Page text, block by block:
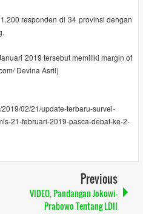
responden di 34 provinsi dengan
2019 tersebut memiliki margin of
Devina Asril)
02/21/update-terbaru-survei-
21-februari-2019-pasca-debat-ke-2-
Previous
VIDEO, Pandangan Jokowi-
Prabowo Tentang LDII